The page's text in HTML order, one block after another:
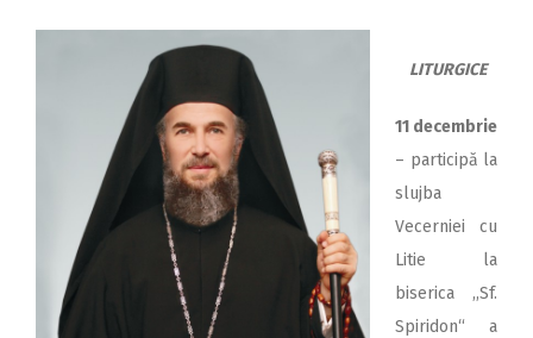
2015
LITURGICE
11 decembrie
– participă la
slujba
Vecerniei cu
Litie la
biserica ,,Sf.
Spiridon“ a